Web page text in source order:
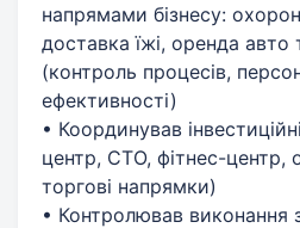
напрямами бізнесу:
доставка їжі, оренда авто
(контроль процесів,
ефективності)
• Координував
центр, СТО, фітнес-центр,
торгові напрямки)
• Контролював виконання